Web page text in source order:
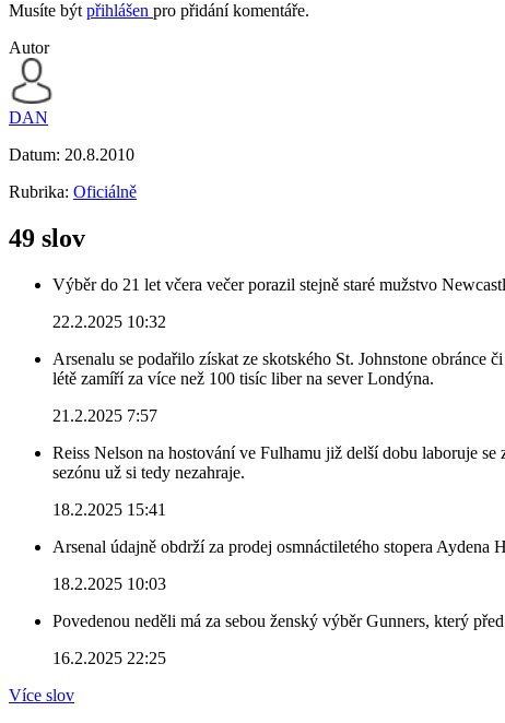
Musíte být přihlášen pro přidání komentáře.
Autor
DAN
Datum: 20.8.2010
Rubrika: Oficiálně
49 slov
Výběr do 21 let včera večer porazil stejně staré mužstvo
22.2.2025 10:32
Arsenalu se podařilo získat ze skotského St. Johnstone
létě zamíří za více než 100 tisíc liber na sever Londýna.
21.2.2025 7:57
Reiss Nelson na hostování ve Fulhamu již delší dobu laboruje
sezónu už si tedy nezahraje.
18.2.2025 15:41
Arsenal údajně obdrží za prodej osmnáctiletého stopera
18.2.2025 10:03
Povedenou neděli má za sebou ženský výběr Gunners, který
16.2.2025 22:25
Více slov